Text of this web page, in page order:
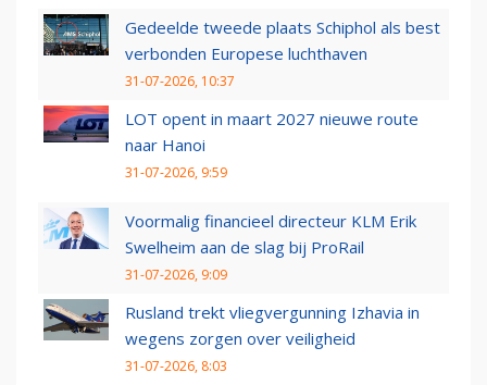
Gedeelde tweede plaats Schiphol als best
verbonden Europese luchthaven
31-07-2026, 10:37
LOT opent in maart 2027 nieuwe route
naar Hanoi
31-07-2026, 9:59
Voormalig financieel directeur KLM Erik
Swelheim aan de slag bij ProRail
31-07-2026, 9:09
Rusland trekt vliegvergunning Izhavia in
wegens zorgen over veiligheid
31-07-2026, 8:03